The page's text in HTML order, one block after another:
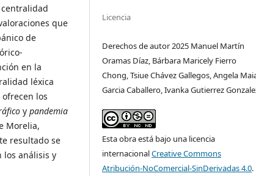
que
de
en la
léxica
los
y pandemia
Morelia,
resultado se
los análisis y
Licencia
Derechos de autor 2025 Manuel Martín
Oramas Díaz, Bárbara Maricely Fierro
Chong, Tsiue Chávez Gallegos, Angela
Garcia Caballero, Ivanka Gutierrez
Esta obra está bajo una licencia
internacionalCreative Commons
Atribución-NoComercial-SinDerivadas 4.0.